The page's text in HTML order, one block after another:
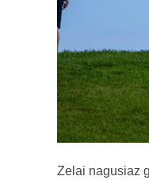
Zelai nagusiaz